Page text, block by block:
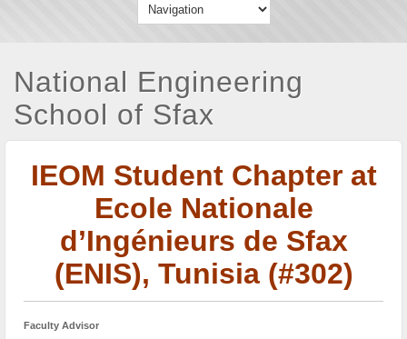
National Engineering
School of Sfax
IEOM Student Chapter at
Ecole Nationale
d’Ingénieurs de Sfax
(ENIS), Tunisia (#302)
Faculty Advisor